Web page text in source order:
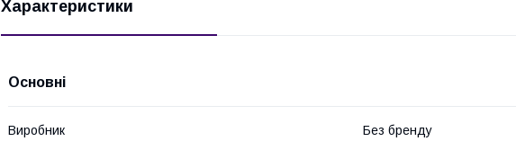
Характеристики
Основні
Виробник Без бренду